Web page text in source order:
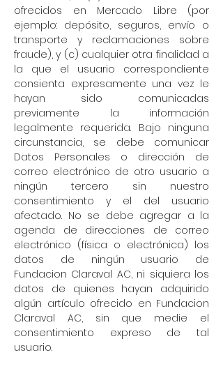
ofrecidos en Mercado Libre (por
ejemplo: depósito, seguros, envío o
transporte y reclamaciones sobre
fraude), y (c) cualquier otra finalidad a
la que el usuario correspondiente
consienta expresamente una vez le
hayan sido comunicadas
previamente la información
legalmente requerida. Bajo ninguna
circunstancia, se debe comunicar
Datos Personales o dirección de
correo electrónico de otro usuario a
ningún tercero sin nuestro
consentimiento y el del usuario
afectado. No se debe agregar a la
agenda de direcciones de correo
electrónico (física o electrónica) los
datos de ningún usuario de
Fundacion Claraval AC, ni siquiera los
datos de quienes hayan adquirido
algún artículo ofrecido en Fundacion
Claraval AC, sin que medie el
consentimiento expreso de tal
usuario.